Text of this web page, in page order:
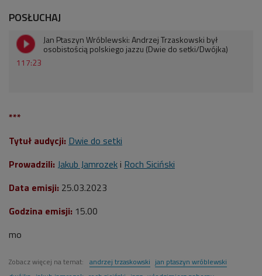
POSŁUCHAJ
117:23
Jan Ptaszyn Wróblewski: Andrzej Trzaskowski był
osobistością polskiego jazzu (Dwie do setki/Dwójka)
***
Tytuł audycji: Dwie do setki
Prowadzili: Jakub Jamrozek i Roch Siciński
Data emisji: 25.03.2023
Godzina emisji: 15.00
mo
Zobacz więcej na temat: andrzej trzaskowski jan ptaszyn wróblewski